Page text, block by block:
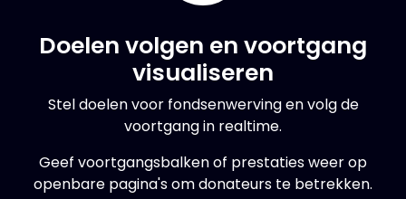
Doelen volgen en voortgang
visualiseren
Stel doelen voor fondsenwerving en volg de
voortgang in realtime.
Geef voortgangsbalken of prestaties weer op
openbare pagina's om donateurs te betrekken.